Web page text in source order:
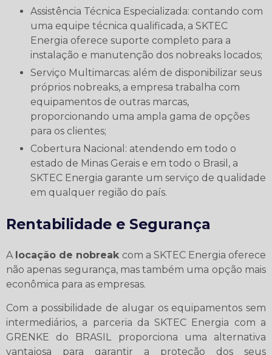
Assistência Técnica Especializada: contando com
uma equipe técnica qualificada, a SKTEC
Energia oferece suporte completo para a
instalação e manutenção dos nobreaks locados;
Serviço Multimarcas: além de disponibilizar seus
próprios nobreaks, a empresa trabalha com
equipamentos de outras marcas,
proporcionando uma ampla gama de opções
para os clientes;
Cobertura Nacional: atendendo em todo o
estado de Minas Gerais e em todo o Brasil, a
SKTEC Energia garante um serviço de qualidade
em qualquer região do país.
Rentabilidade e Segurança
A locação de nobreak com a SKTEC Energia oferece
não apenas segurança, mas também uma opção mais
econômica para as empresas.
Com a possibilidade de alugar os equipamentos sem
intermediários, a parceria da SKTEC Energia com a
GRENKE do BRASIL proporciona uma alternativa
vantajosa para garantir a proteção dos seus